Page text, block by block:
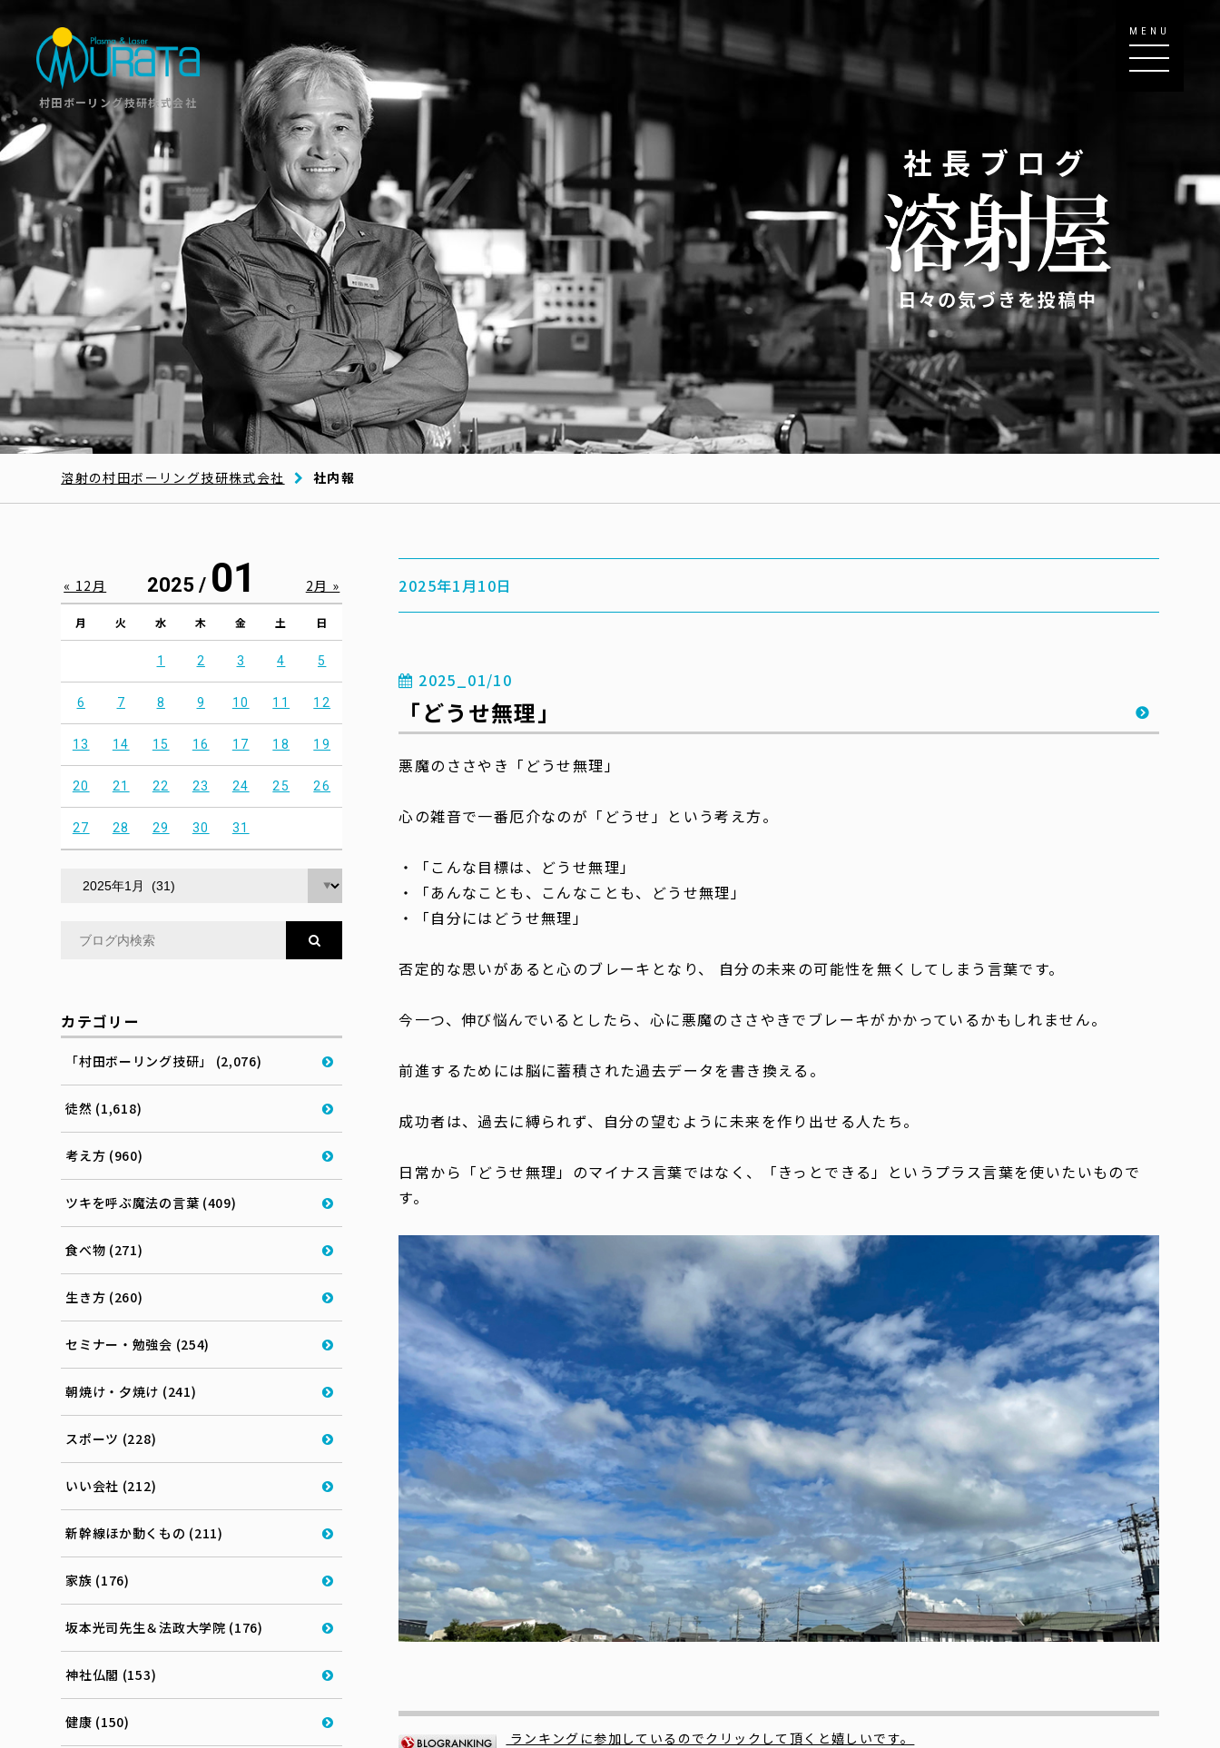
村田ボーリング技研株式会社
MENU
社長ブログ
日々の気づきを投稿中
溶射の村田ボーリング技研株式会社 社内報
2025年1月10日
2025_01/10
「どうせ無理」
悪魔のささやき「どうせ無理」
心の雑音で一番厄介なのが「どうせ」という考え方。
・「こんな目標は、どうせ無理」
・「あんなことも、こんなことも、どうせ無理」
・「自分にはどうせ無理」
否定的な思いがあると心のブレーキとなり、 自分の未来の可能性を無くしてしまう言葉です。
今一つ、伸び悩んでいるとしたら、心に悪魔のささやきでブレーキがかかっているかもしれません。
前進するためには脳に蓄積された過去データを書き換える。
成功者は、過去に縛られず、自分の望むように未来を作り出せる人たち。
日常から「どうせ無理」のマイナス言葉ではなく、「きっとできる」というプラス言葉を使いたいもので
す。
ランキングに参加しているのでクリックして頂くと嬉しいです。
2025 / 01
月 火 水 木 金 土 日
1 2 3 4 5
6 7 8 9 10 11 12
13 14 15 16 17 18 19
20 21 22 23 24 25 26
27 28 29 30 31
« 12月 2月 »
カテゴリー
「村田ボーリング技研」 (2,076)
徒然 (1,618)
考え方 (960)
ツキを呼ぶ魔法の言葉 (409)
食べ物 (271)
生き方 (260)
セミナー・勉強会 (254)
朝焼け・夕焼け (241)
スポーツ (228)
いい会社 (212)
新幹線ほか動くもの (211)
家族 (176)
坂本光司先生＆法政大学院 (176)
神社仏閣 (153)
健康 (150)